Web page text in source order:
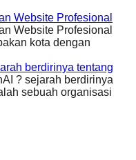
Website Profesional
Website Profesional
kota dengan
berdirinya tentang
? sejarah berdirinya
sebuah organisasi